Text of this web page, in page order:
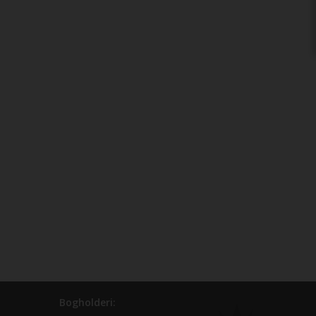
Bogholderi: